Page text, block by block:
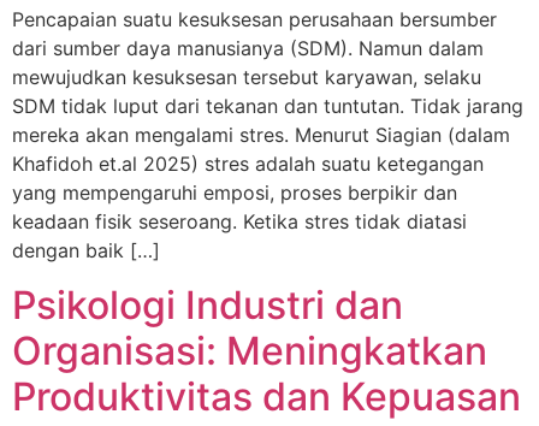
Pencapaian suatu kesuksesan perusahaan bersumber
dari sumber daya manusianya (SDM). Namun dalam
mewujudkan kesuksesan tersebut karyawan, selaku
SDM tidak luput dari tekanan dan tuntutan. Tidak jarang
mereka akan mengalami stres. Menurut Siagian (dalam
Khafidoh et.al 2025) stres adalah suatu ketegangan
yang mempengaruhi emposi, proses berpikir dan
keadaan fisik seseroang. Ketika stres tidak diatasi
dengan baik […]
Psikologi Industri dan
Organisasi: Meningkatkan
Produktivitas dan Kepuasan